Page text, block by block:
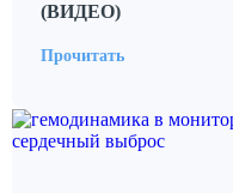
(ВИДЕО)
Прочитать